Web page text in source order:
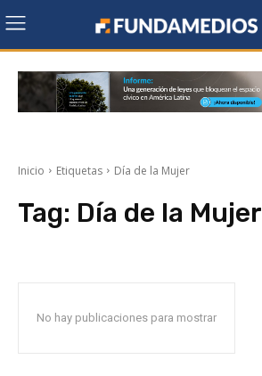
Inicio Etiquetas Día de la Mujer
Tag: Día de la Mujer
No hay publicaciones para mostrar